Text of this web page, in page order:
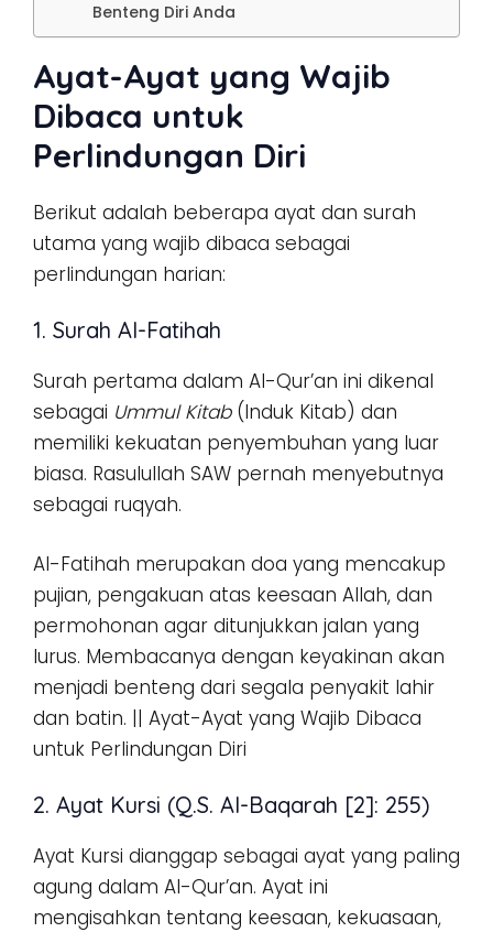
Benteng Diri Anda
Ayat-Ayat yang Wajib
Dibaca untuk
Perlindungan Diri
Berikut adalah beberapa ayat dan surah
utama yang wajib dibaca sebagai
perlindungan harian:
1. Surah Al-Fatihah
Surah pertama dalam Al-Qur’an ini dikenal
sebagai Ummul Kitab(Induk Kitab) dan
memiliki kekuatan penyembuhan yang luar
biasa. Rasulullah SAW pernah menyebutnya
sebagai ruqyah.
Al-Fatihah merupakan doa yang mencakup
pujian, pengakuan atas keesaan Allah, dan
permohonan agar ditunjukkan jalan yang
lurus. Membacanya dengan keyakinan akan
menjadi benteng dari segala penyakit lahir
dan batin. || Ayat-Ayat yang Wajib Dibaca
untuk Perlindungan Diri
2. Ayat Kursi (Q.S. Al-Baqarah [2]: 255)
Ayat Kursi dianggap sebagai ayat yang paling
agung dalam Al-Qur’an. Ayat ini
mengisahkan tentang keesaan, kekuasaan,